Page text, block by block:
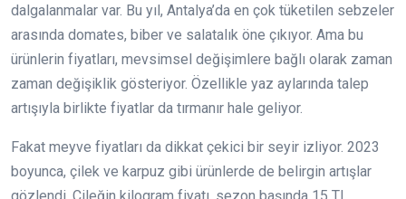
dalgalanmalar var. Bu yıl, Antalya’da en çok tüketilen sebzeler
arasında domates, biber ve salatalık öne çıkıyor. Ama bu
ürünlerin fiyatları, mevsimsel değişimlere bağlı olarak zaman
zaman değişiklik gösteriyor. Özellikle yaz aylarında talep
artışıyla birlikte fiyatlar da tırmanır hale geliyor.
Fakat meyve fiyatları da dikkat çekici bir seyir izliyor. 2023
boyunca, çilek ve karpuz gibi ürünlerde de belirgin artışlar